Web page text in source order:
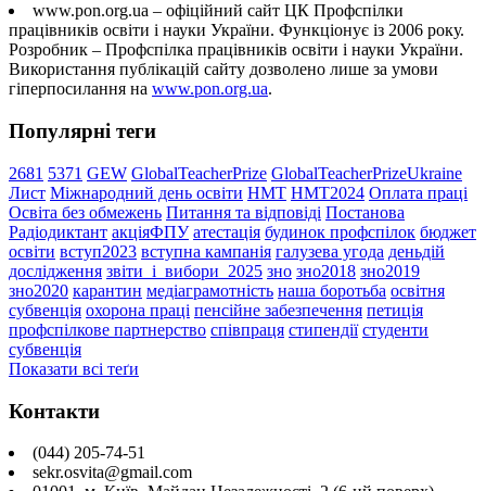
www.pon.org.ua – офіційний сайт ЦК Профспілки
працівників освіти і науки України. Функціонує із 2006 року.
Розробник – Профспілка працівників освіти і науки України.
Використання публікацій сайту дозволено лише за умови
гіперпосилання на www.pon.org.ua.
Популярні теги
2681 5371 GEW GlobalTeacherPrize GlobalTeacherPrizeUkraine
Лист Міжнародний день освіти НМТ НМТ2024 Оплата праці
Освіта без обмежень Питання та відповіді Постанова
Радіодиктант акціяФПУ атестація будинок профспілок бюджет
освіти вступ2023 вступна кампанія галузева угода деньдій
дослідження звіти_і_вибори_2025 зно зно2018 зно2019
зно2020 карантин медіаграмотність наша боротьба освітня
субвенція охорона праці пенсійне забезпечення петиція
профспілкове партнерство співпраця стипендії студенти
субвенція
Показати всі теґи
Контакти
(044) 205-74-51
sekr.osvita@gmail.com